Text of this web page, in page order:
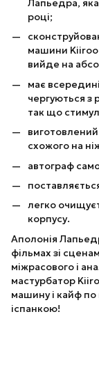
Лапьедра,
році;
машини Kiiroo
вийде на
має
чергуються з
так що
схожого на
автограф
легко
корпусу.
Аполонія
фільмах зі
міжрасового і
мастурбатор
машину і кайф по
іспанкою!